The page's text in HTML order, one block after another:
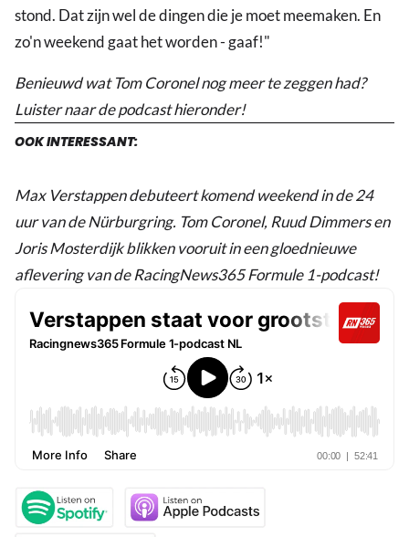
stond. Dat zijn wel de dingen die je moet meemaken. En
zo'n weekend gaat het worden - gaaf!"
Benieuwd wat Tom Coronel nog meer te zeggen had?
Luister naar de podcast hieronder!
OOK INTERESSANT:
Max Verstappen debuteert komend weekend in de 24
uur van de Nürburgring. Tom Coronel, Ruud Dimmers en
Joris Mosterdijk blikken vooruit in een gloednieuwe
aflevering van de RacingNews365 Formule 1-podcast!